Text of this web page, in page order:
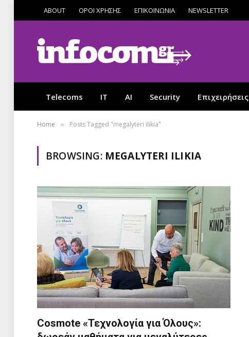
ABOUT ΟΡΟΙ ΧΡΗΣΗΣ ΕΠΙΚΟΙΝΩΝΙΑ NEWSLETTER
Telecoms IT AI Security Επιχειρήσεις
Home » Posts Tagged "megalyteri ilikia"
BROWSING: MEGALYTERI ILIKIA
Cosmote «Τεχνολογία για Όλους»: